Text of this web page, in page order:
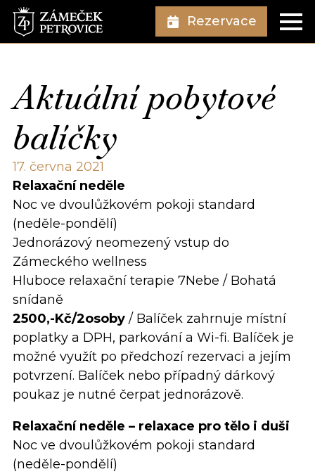
Rezervace
Aktuální pobytové
balíčky
17. června 2021
Relaxační neděle
Noc ve dvoulůžkovém pokoji standard
(neděle-pondělí)
Jednorázový neomezený vstup do
Zámeckého wellness
Hluboce relaxační terapie 7Nebe / Bohatá
snídaně
2500,-Kč/2osoby / Balíček zahrnuje místní
poplatky a DPH, parkování a Wi-fi. Balíček je
možné využít po předchozí rezervaci a jejím
potvrzení. Balíček nebo případný dárkový
poukaz je nutné čerpat jednorázově.
Relaxační neděle – relaxace pro tělo i duši
Noc ve dvoulůžkovém pokoji standard
(neděle-pondělí)